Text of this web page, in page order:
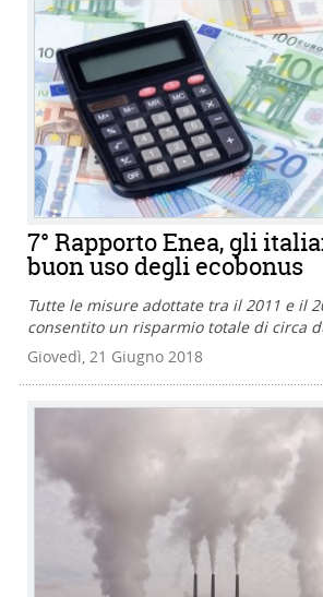
7° Rapporto Enea, gli
buon uso degli ecobonus
Tutte le misure adottate tra il 2011 e il
consentito un risparmio totale di circa
Giovedì, 21 Giugno 2018